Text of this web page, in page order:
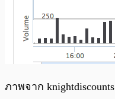
ภาพจาก knightdiscounts